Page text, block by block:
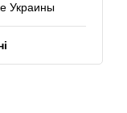
Украины